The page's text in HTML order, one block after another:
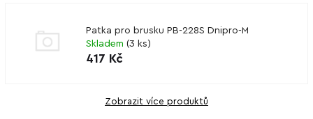
Patka pro brusku PB-228S Dnipro-M
Skladem (3 ks)
417 Kč
Zobrazit více produktů